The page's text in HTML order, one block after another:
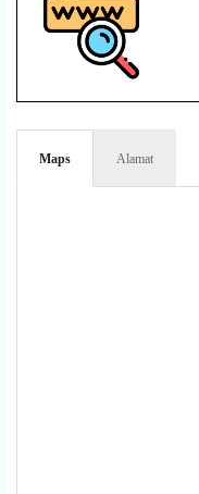
Maps Alamat